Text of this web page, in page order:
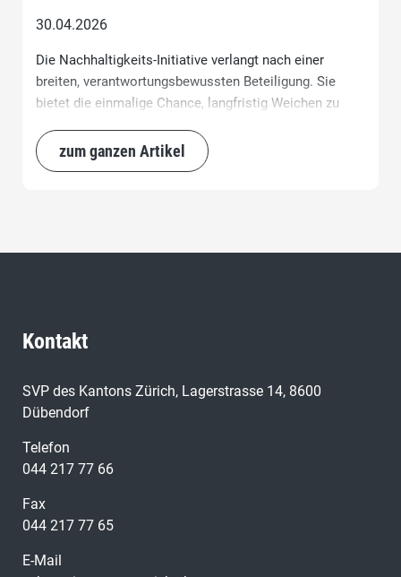
30.04.2026
Die Nachhaltigkeits-Initiative verlangt nach einer
breiten, verantwortungsbewussten Beteiligung. Sie
bietet die einmalige Chance, langfristig Weichen zu
wirtschaftlich und gesellschaftlich im Gleichgewicht
bleibt. Wer Stabilität und Zukunftssicherheit will, darf
zum ganzen Artikel
Kontakt
SVP des Kantons Zürich, Lagerstrasse 14, 8600
Dübendorf
Telefon
044 217 77 66
Fax
044 217 77 65
E-Mail